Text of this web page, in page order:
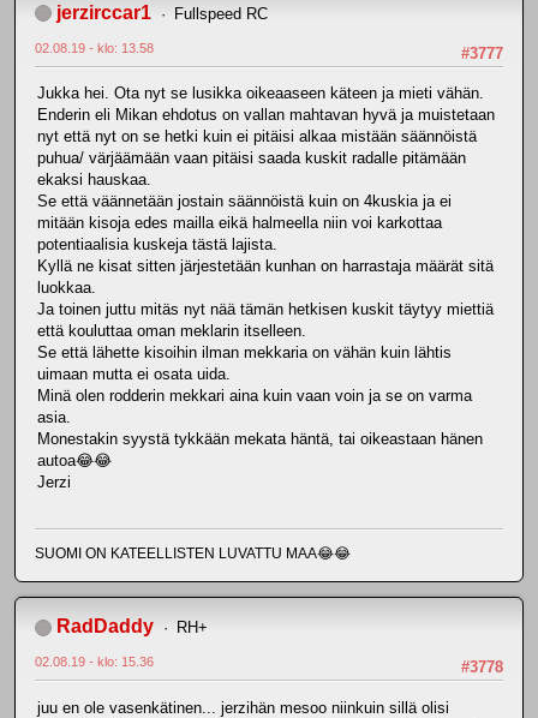
jerzirccar1 Fullspeed RC
#3777
02.08.19 - klo: 13.58
Jukka hei. Ota nyt se lusikka oikeaaseen käteen ja mieti vähän.
Enderin eli Mikan ehdotus on vallan mahtavan hyvä ja muistetaan
nyt että nyt on se hetki kuin ei pitäisi alkaa mistään säännöistä
puhua/ värjäämään vaan pitäisi saada kuskit radalle pitämään
ekaksi hauskaa.
Se että väännetään jostain säännöistä kuin on 4kuskia ja ei
mitään kisoja edes mailla eikä halmeella niin voi karkottaa
potentiaalisia kuskeja tästä lajista.
Kyllä ne kisat sitten järjestetään kunhan on harrastaja määrät sitä
luokkaa.
Ja toinen juttu mitäs nyt nää tämän hetkisen kuskit täytyy miettiä
että kouluttaa oman meklarin itselleen.
Se että lähette kisoihin ilman mekkaria on vähän kuin lähtis
uimaan mutta ei osata uida.
Minä olen rodderin mekkari aina kuin vaan voin ja se on varma
asia.
Monestakin syystä tykkään mekata häntä, tai oikeastaan hänen
autoa😂😂
Jerzi
SUOMI ON KATEELLISTEN LUVATTU MAA😂😂
RadDaddy RH+
#3778
02.08.19 - klo: 15.36
juu en ole vasenkätinen... jerzihän mesoo niinkuin sillä olisi